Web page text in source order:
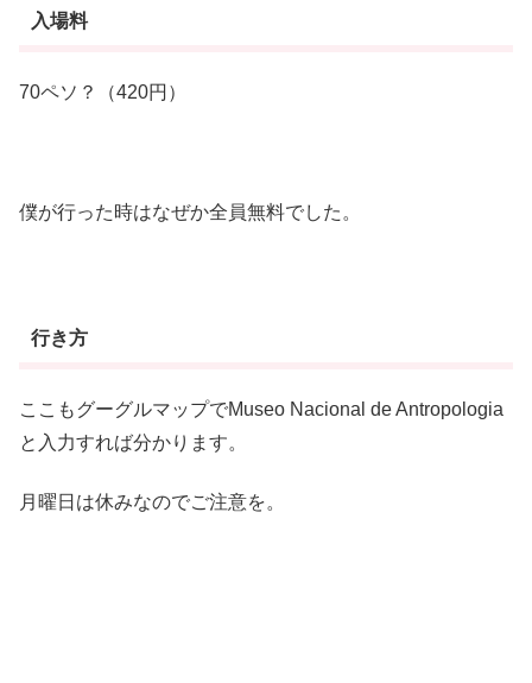
入場料
70ペソ？（420円）
僕が行った時はなぜか全員無料でした。
行き方
ここもグーグルマップでMuseo Nacional de Antropologia
と入力すれば分かります。
月曜日は休みなのでご注意を。